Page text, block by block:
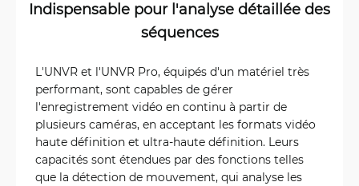
Indispensable pour l'analyse détaillée des
séquences
L'UNVR et l'UNVR Pro, équipés d'un matériel très
performant, sont capables de gérer
l'enregistrement vidéo en continu à partir de
plusieurs caméras, en acceptant les formats vidéo
haute définition et ultra-haute définition. Leurs
capacités sont étendues par des fonctions telles
que la détection de mouvement, qui analyse les